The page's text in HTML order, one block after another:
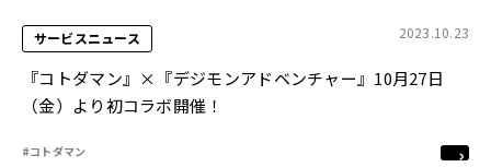
サービスニュース 2023.10.23
『コトダマン』×『デジモンアドベンチャー』10月27日
（金）より初コラボ開催！
#コトダマン